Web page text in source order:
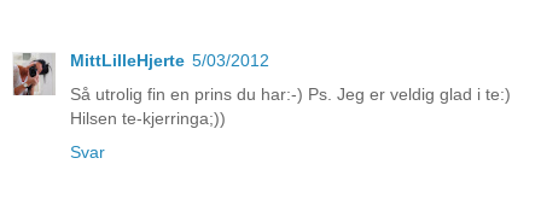
MittLilleHjerte 5/03/2012
Så utrolig fin en prins du har:-) Ps. Jeg er veldig glad i te:)
Hilsen te-kjerringa;))
Svar